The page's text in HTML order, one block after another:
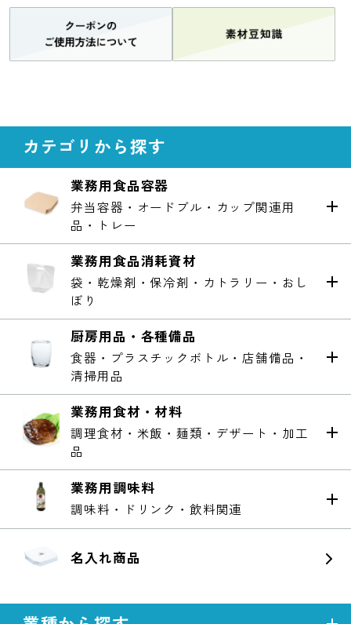
カテゴリから探す
業務用食品容器
弁当容器・オードブル・カップ関連用
品・トレー
業務用食品消耗資材
袋・乾燥剤・保冷剤・カトラリー・おし
ぼり
厨房用品・各種備品
食器・プラスチックボトル・店舗備品・
清掃用品
業務用食材・材料
調理食材・米飯・麺類・デザート・加工
品
業務用調味料
調味料・ドリンク・飲料関連
名入れ商品